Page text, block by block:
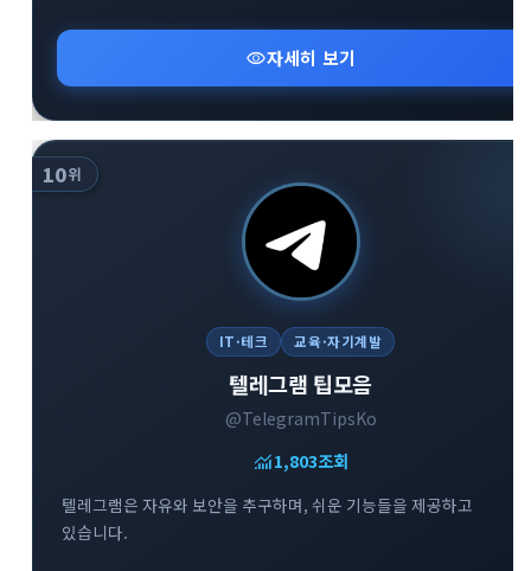
visibility자세히 보기
10위
IT·테크 교육·자기계발
텔레그램 팁모음
@TelegramTipsKo
monitoring1,803조회
텔레그램은 자유와 보안을 추구하며, 쉬운 기능들을 제공하고
있습니다.